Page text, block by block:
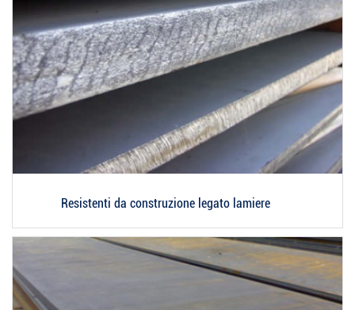
Resistenti da construzione legato lamiere